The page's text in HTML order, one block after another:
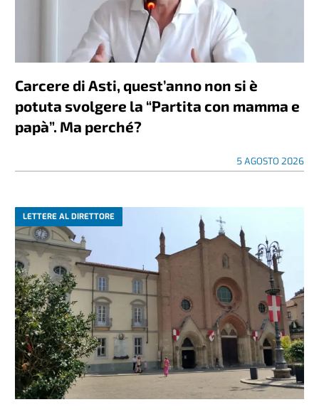
Carcere di Asti, quest’anno non si è
potuta svolgere la “Partita con mamma e
papà”. Ma perché?
5 AGOSTO 2026
LETTERE AL DIRETTORE